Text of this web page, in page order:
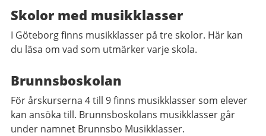
Skolor med musikklasser
I Göteborg finns musikklasser på tre skolor. Här kan
du läsa om vad som utmärker varje skola.
Brunnsboskolan
För årskurserna 4 till 9 finns musikklasser som elever
kan ansöka till. Brunnsboskolans musikklasser går
under namnet Brunnsbo Musikklasser.